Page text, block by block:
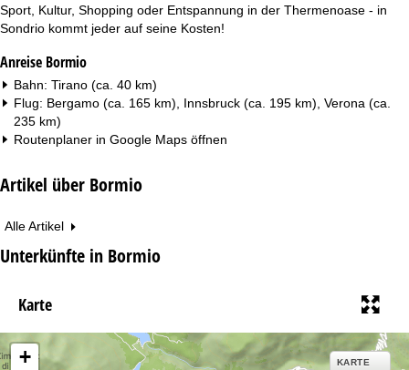
Sport, Kultur, Shopping oder Entspannung in der Thermenoase - in
Sondrio kommt jeder auf seine Kosten!
Anreise Bormio
Bahn: Tirano (ca. 40 km)
Flug: Bergamo (ca. 165 km), Innsbruck (ca. 195 km), Verona (ca.
235 km)
Routenplaner in Google Maps öffnen
Artikel über Bormio
Alle Artikel
Unterkünfte in Bormio
Karte
+ KARTE